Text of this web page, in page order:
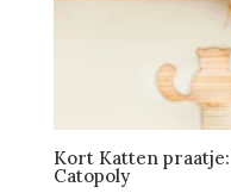
Kort Katten
Catopoly